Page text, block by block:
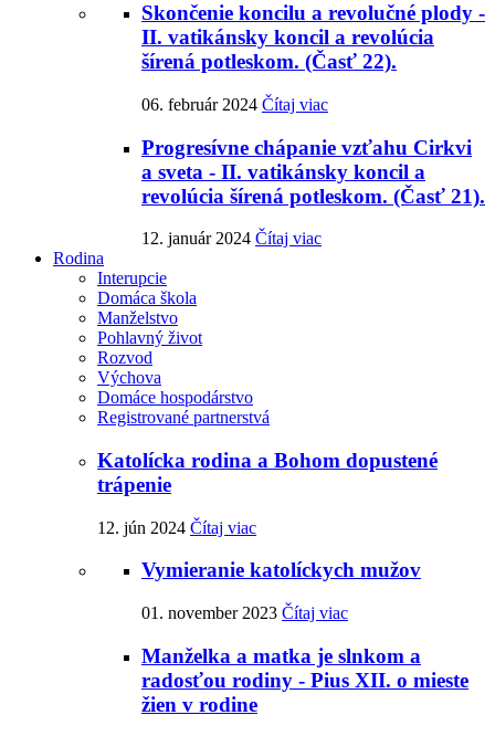
Skončenie koncilu a revolučné plody -
II. vatikánsky koncil a revolúcia
šírená potleskom. (Časť 22).
06. február 2024 Čítaj viac
Progresívne chápanie vzťahu Cirkvi
a sveta - II. vatikánsky koncil a
revolúcia šírená potleskom. (Časť 21).
12. január 2024 Čítaj viac
Rodina
Interupcie
Domáca škola
Manželstvo
Pohlavný život
Rozvod
Výchova
Domáce hospodárstvo
Registrované partnerstvá
Katolícka rodina a Bohom dopustené
trápenie
12. jún 2024 Čítaj viac
Vymieranie katolíckych mužov
01. november 2023 Čítaj viac
Manželka a matka je slnkom a
radosťou rodiny - Pius XII. o mieste
žien v rodine